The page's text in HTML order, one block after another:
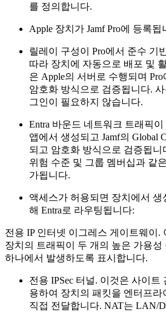
를 정의합니다.
Apple 장치가 Jamf Pro에 등록됩
릴레이 구성이 Pro에서 준수 기
따라 장치에 자동으로 배포 및
은 Apple의 서버로 수행되며
암호화 방식으로 검증됩니다.
그인이 필요하지 않습니다.
Entra 바운드 네트워크 트래픽
앱에서 생성되고 Jamf의 Global
되고 암호화 방식으로 검증됩니
위험 수준 및 그룹 멤버십과 같
가됩니다.
액세스가 허용되면 장치에서
해 Entra로 라우팅됩니다:
전용 IP 인터넷 이그레스 게이트웨이.
장치의 트래픽이 두 개의 높은 가용성
하나에서 발생하도록 표시합니다.
전용 IPSec 터널. 이것은 사이트
용하여 장치의 패킷을 엔터프라
직접 전달합니다. NAT는 LAN/